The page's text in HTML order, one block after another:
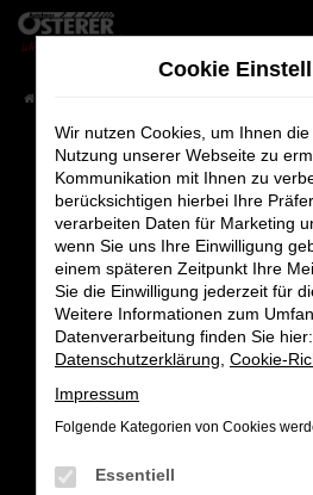
Zum
Fehler: Network
Beim Laden ist ein Fehler
Hier sind ein paar Tipps, die
Überprüfe deine Firewall
Internetverbindung.
Laden andere Webseiten,
Suchmaschine?
Manche Erweiterungen, wie
Cookie
Wir nutzen Cookies, um Ihnen
Nutzung unserer Webseite zu
Kommunikation mit Ihnen zu
berücksichtigen hierbei Ihre
verarbeiten Daten für Marketing
wenn Sie uns Ihre Einwilligung
einem späteren Zeitpunkt Ihre
Sie die Einwilligung jederzeit für
Weitere Informationen zum
Datenverarbeitung finden Sie hier:
Datenschutzerklärung Cookie-
Impressum
Folgende Kategorien von Cookies
Essentiell